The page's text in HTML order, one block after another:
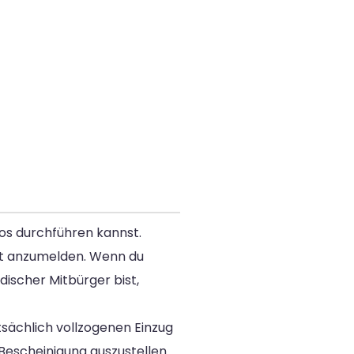
durchführen kannst.
Wenn du
Mitbürger bist,
vollzogenen Einzug